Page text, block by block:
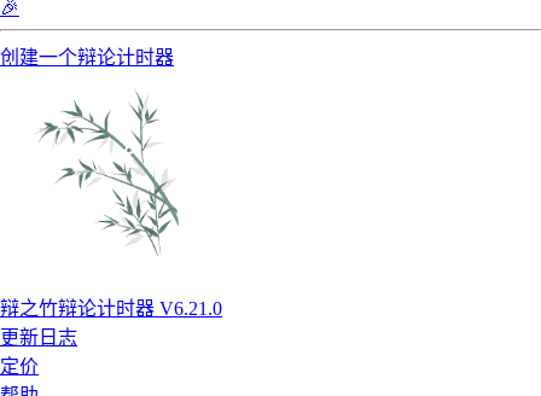
🎉
创建一个辩论计时器
辩之竹辩论计时器 V6.21.0
更新日志
定价